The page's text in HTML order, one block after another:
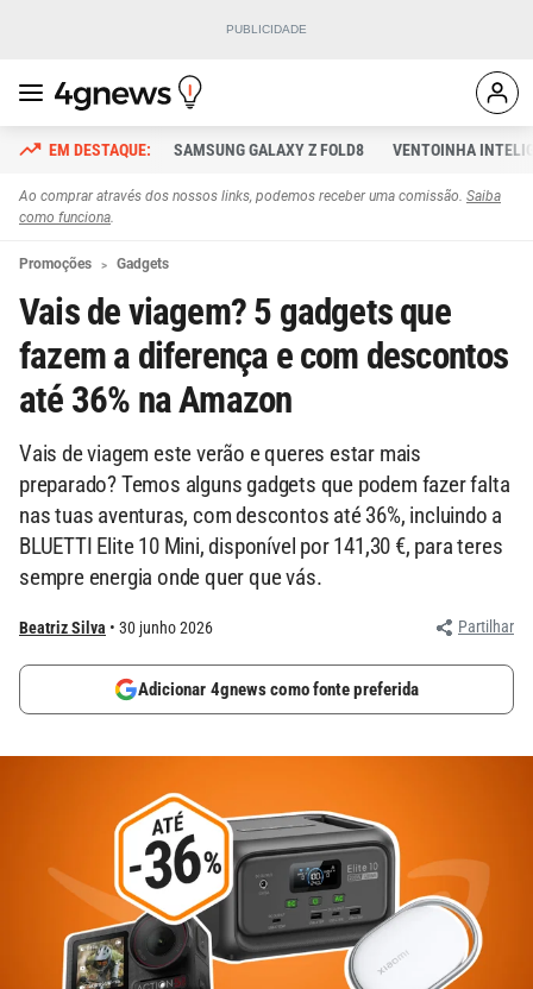
SAMSUNG GALAXY Z FOLD8 VENTOINHA
Ao comprar através dos nossos links, podemos receber uma comissão. Saiba
como funciona.
Promoções Gadgets
Vais de viagem? 5 gadgets que
fazem a diferença e com descontos
até 36% na Amazon
Vais de viagem este verão e queres estar mais
preparado? Temos alguns gadgets que podem fazer falta
nas tuas aventuras, com descontos até 36%, incluindo a
BLUETTI Elite 10 Mini, disponível por 141,30 €, para teres
sempre energia onde quer que vás.
Beatriz Silva 30 junho 2026 Partilhar
Adicionar 4gnews como fonte preferida